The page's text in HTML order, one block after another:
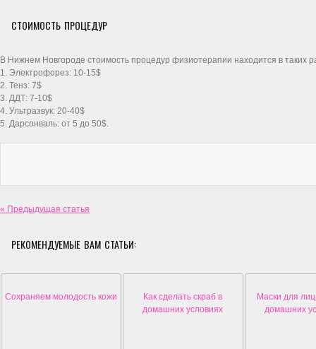
СТОИМОСТЬ ПРОЦЕДУР
В Нижнем Новгороде стоимость процедур физиотерапии находится в таких
1. Электрофорез: 10-15$
2. Тенз: 7$
3. ДДТ: 7-10$
4. Ультразвук: 20-40$
5. Дарсонваль: от 5 до 50$.
« Предыдущая статья
РЕКОМЕНДУЕМЫЕ ВАМ СТАТЬИ:
Сохраняем молодость кожи
Как сделать скраб в
домашних условиях
Маски для
домашних